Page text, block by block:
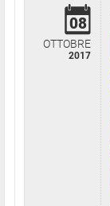
08
OTTOBRE
2017